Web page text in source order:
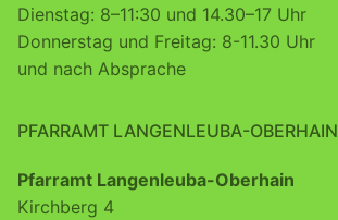
Dienstag: 8–11:30 und 14.30–17 Uhr
Donnerstag und Freitag: 8-11.30 Uhr
und nach Absprache
PFARRAMT LANGENLEUBA-OBERHAIN
Pfarramt Langenleuba-Oberhain
Kirchberg 4